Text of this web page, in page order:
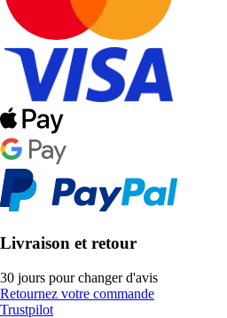
Livraison et retour
30 jours pour changer d'avis
Retournez votre commande
Trustpilot